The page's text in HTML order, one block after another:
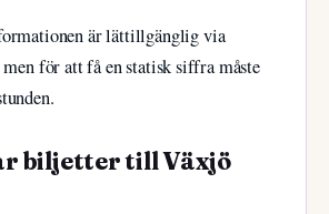
är lättillgänglig via
för att få en statisk siffra måste
biljetter till Växjö